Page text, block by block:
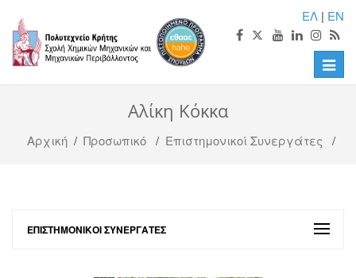
ΕΛ | EN
Toggle
Αλίκη Κόκκα
Αρχική/ Προσωπικό/ Επιστημονικοί Συνεργάτες /
ΕΠΙΣΤΗΜΟΝΙΚΟΊ ΣΥΝΕΡΓΆΤΕΣ